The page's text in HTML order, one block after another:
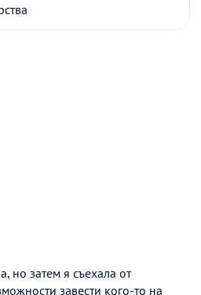
но затем я съехала от
завести кого-то на